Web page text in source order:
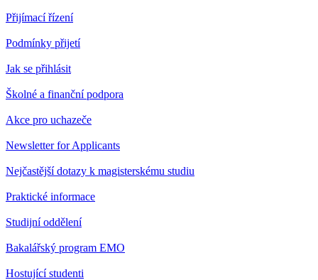
Přijímací řízení
Podmínky přijetí
Jak se přihlásit
Školné a finanční podpora
Akce pro uchazeče
Newsletter for Applicants
Nejčastější dotazy k magisterskému studiu
Praktické informace
Studijní oddělení
Bakalářský program EMO
Hostující studenti